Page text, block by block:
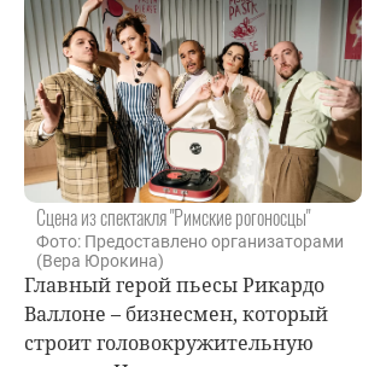
Сцена из спектакля "Римские рогоносцы"
Фото: Предоставлено организаторами
(Вера Юрокина)
Главный герой пьесы Рикардо
Валлоне – бизнесмен, который
строит головокружительную